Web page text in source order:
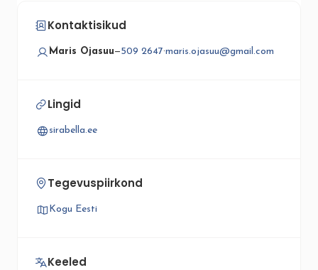
Kontaktisikud
Maris Ojasuu—509 2647·maris.ojasuu@gmail.com
Lingid
sirabella.ee
Tegevuspiirkond
Kogu Eesti
Keeled